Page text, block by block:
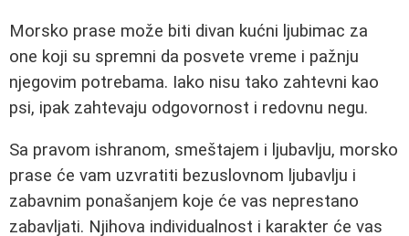
Morsko prase može biti divan kućni ljubimac za
one koji su spremni da posvete vreme i pažnju
njegovim potrebama. Iako nisu tako zahtevni kao
psi, ipak zahtevaju odgovornost i redovnu negu.
Sa pravom ishranom, smeštajem i ljubavlju, morsko
prase će vam uzvratiti bezuslovnom ljubavlju i
zabavnim ponašanjem koje će vas neprestano
zabavljati. Njihova individualnost i karakter će vas